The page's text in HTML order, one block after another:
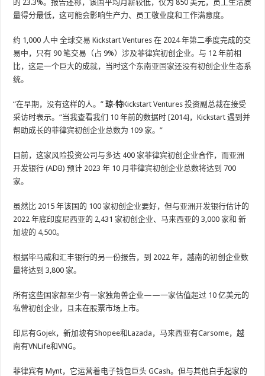
的 23.3%。报告还称，该国平均月薪较低，仅为 850 美元，员工生活质
量得分最低，这可能会影响生产力、员工敬业度和工作满意度。
约 1,000 人中全球交易 Kickstart Ventures 在 2024 年第二季度完成的交
易中，只有 90 笔交易（占 9%）涉及菲律宾初创企业。与 12 年前相
比，这是一个巨大的成就，当时这个东南亚国家还没有初创企业生态系
统。
“在早期，没有这样的人。”琼·特Kickstart Ventures 投资副总裁在接受
采访时表示。“当我查看我们 10 年前的数据时 [2014]，Kickstart 遇到并
帮助成长的菲律宾初创企业总数为 109 家。”
目前，这家风险投资公司与多达 400 家菲律宾初创企业合作，而亚洲
开发银行 (ADB) 预计 2023 年 10 月菲律宾初创企业总数将达到 700
家。
虽然比 2015 年该国的 100 家初创企业要好，但与亚洲开发银行估计的
2022 年底印度尼西亚的 2,431 家初创企业、马来西亚的 3,000 家和新
加坡的 4,500。
根据毕马威和汇丰银行的另一份报告，到 2022 年，越南的初创企业数
量将达到 3,800 家。
所有这些国家都至少有一家独角兽企业——一家估值超过 10 亿美元的
私营初创企业，且未在股票市场上市。
印尼有Gojek，新加坡有Shopee和Lazada，马来西亚有Carsome，越
南有VNLife和VNG。
菲律宾有 Mynt，它运营着电子钱包巨头 GCash。但与其他白手起家的